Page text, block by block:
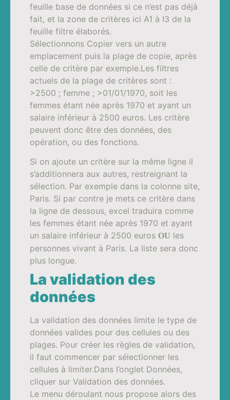
feuille base de données si ce n’est pas déjà
fait, et la zone de critères ici A1 à I3 de la
feuille filtre élaborés.
Sélectionnons Copier vers un autre
emplacement puis la plage de copie, après
celle de critère par exemple.Les filtres
actuels de la plage de critères sont :
>2500 ; femme ; >01/01/1970, soit les
femmes étant née après 1970 et ayant un
salaire inférieur à 2500 euros. Les critère
peuvent donc être des données, des
opération, ou des fonctions.
Si on ajoute un critère sur la même ligne il
s’additionnera aux autres, restreignant la
sélection. Par exemple dans la colonne site,
Paris. Si par contre je mets ce critère dans
la ligne de dessous, excel traduira comme
les femmes étant née après 1970 et ayant
un salaire inférieur à 2500 euros OU les
personnes vivant à Paris. La liste sera donc
plus longue.
La validation des
données
La validation des données limite le type de
données valides pour des cellules ou des
plages. Pour créer les règles de validation,
il faut commencer par sélectionner les
cellules à limiter.Dans l’onglet Données,
cliquer sur Validation des données.
Le menu déroulant nous propose alors des